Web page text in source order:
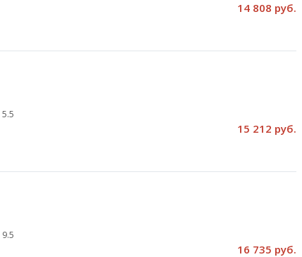
14 808 руб.
5.5
15 212 руб.
9.5
16 735 руб.